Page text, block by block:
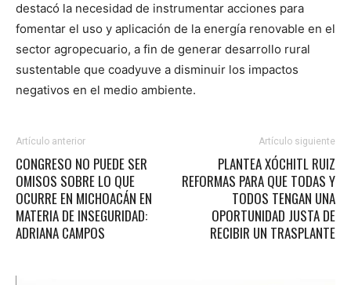
destacó la necesidad de instrumentar acciones para
fomentar el uso y aplicación de la energía renovable en el
sector agropecuario, a fin de generar desarrollo rural
sustentable que coadyuve a disminuir los impactos
negativos en el medio ambiente.
Artículo anterior
CONGRESO NO PUEDE SER
OMISOS SOBRE LO QUE
OCURRE EN MICHOACÁN EN
MATERIA DE INSEGURIDAD:
ADRIANA CAMPOS
Artículo siguiente
PLANTEA XÓCHITL RUIZ
REFORMAS PARA QUE TODAS Y
TODOS TENGAN UNA
OPORTUNIDAD JUSTA DE
RECIBIR UN TRASPLANTE